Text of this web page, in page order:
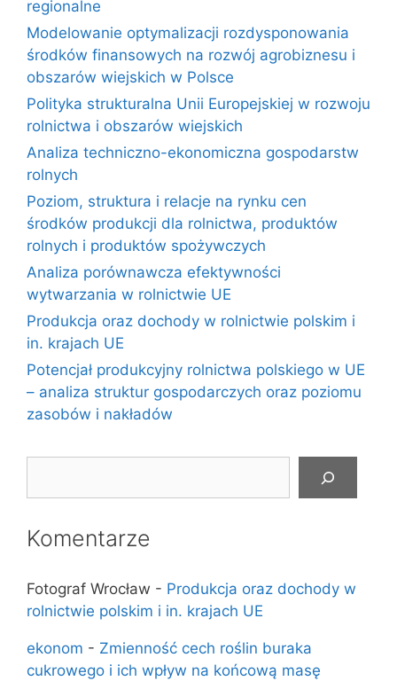
regionalne
Modelowanie optymalizacji rozdysponowania
środków finansowych na rozwój agrobiznesu i
obszarów wiejskich w Polsce
Polityka strukturalna Unii Europejskiej w rozwoju
rolnictwa i obszarów wiejskich
Analiza techniczno-ekonomiczna gospodarstw
rolnych
Poziom, struktura i relacje na rynku cen
środków produkcji dla rolnictwa, produktów
rolnych i produktów spożywczych
Analiza porównawcza efektywności
wytwarzania w rolnictwie UE
Produkcja oraz dochody w rolnictwie polskim i
in. krajach UE
Potencjał produkcyjny rolnictwa polskiego w UE
– analiza struktur gospodarczych oraz poziomu
zasobów i nakładów
Komentarze
Fotograf Wrocław - Produkcja oraz dochody w
rolnictwie polskim i in. krajach UE
ekonom - Zmienność cech roślin buraka
cukrowego i ich wpływ na końcową masę